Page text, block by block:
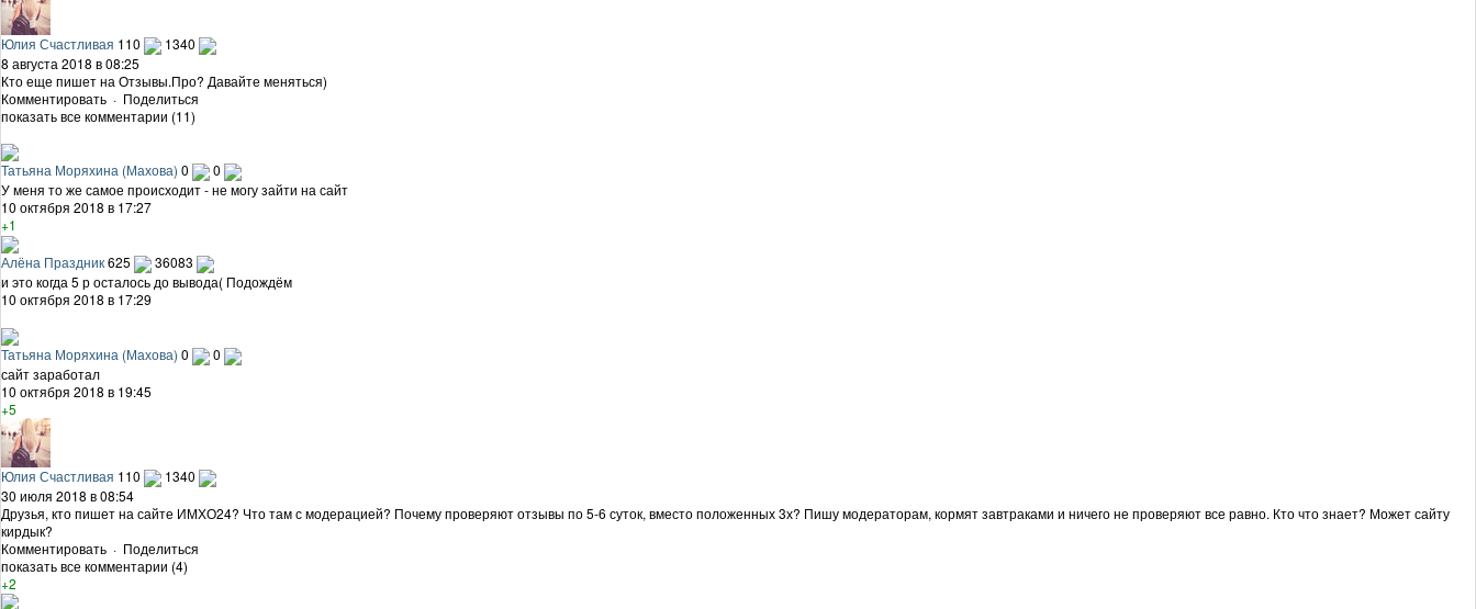
Юлия Счастливая 110
1340
8 августа 2018 в 08:25
Кто еще пишет на Отзывы.Про? Давайте меняться)
Комментировать · Поделиться
показать все комментарии (11)
Татьяна Моряхина (Махова) 0
0
У меня то же самое происходит - не могу зайти на сайт
10 октября 2018 в 17:27
+1
Алёна Праздник625
36083
и это когда 5 р осталось до вывода( Подождём
10 октября 2018 в 17:29
Татьяна Моряхина (Махова) 0
0
сайт заработал
10 октября 2018 в 19:45
+5
Юлия Счастливая 110
1340
30 июля 2018 в 08:54
Друзья, кто пишет на сайте ИМХО24? Что там с модерацией? Почему проверяют отзывы по 5-6 суток, вместо положенных 3х? Пишу модераторам, кормят завтраками и ничего не проверяют все равно. Кто что знает? Может сайту
кирдык?
Комментировать · Поделиться
показать все комментарии (4)
+2